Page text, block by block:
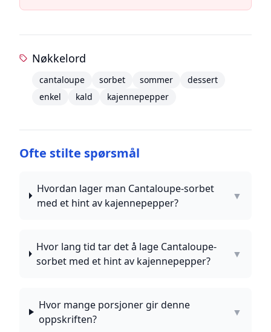
Nøkkelord
cantaloupe sorbet sommer
dessert
enkel
kald kajennepepper
Ofte stilte spørsmål
Hvordan lager man Cantaloupe-sorbet
med et hint av kajennepepper?
▼
Hvor lang tid tar det å lage Cantaloupe-
sorbet med et hint av kajennepepper?
▼
Hvor mange porsjoner gir denne
oppskriften?
▼